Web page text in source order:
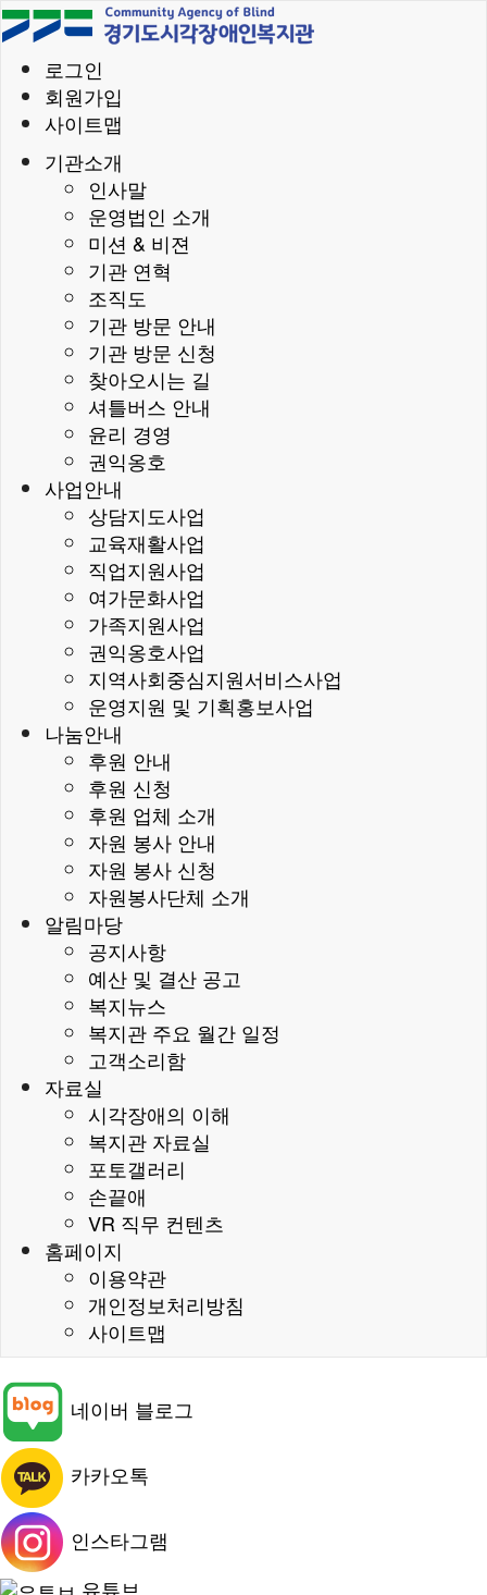
로그인
회원가입
사이트맵
기관소개
인사말
운영법인 소개
미션 & 비젼
기관 연혁
조직도
기관 방문 안내
기관 방문 신청
찾아오시는 길
셔틀버스 안내
윤리 경영
권익옹호
사업안내
상담지도사업
교육재활사업
직업지원사업
여가문화사업
가족지원사업
권익옹호사업
지역사회중심지원서비스사업
운영지원 및 기획홍보사업
나눔안내
후원 안내
후원 신청
후원 업체 소개
자원 봉사 안내
자원 봉사 신청
자원봉사단체 소개
알림마당
공지사항
예산 및 결산 공고
복지뉴스
복지관 주요 월간 일정
고객소리함
자료실
시각장애의 이해
복지관 자료실
포토갤러리
손끝애
VR 직무 컨텐츠
홈페이지
이용약관
개인정보처리방침
사이트맵
네이버 블로그
카카오톡
인스타그램
유튜브